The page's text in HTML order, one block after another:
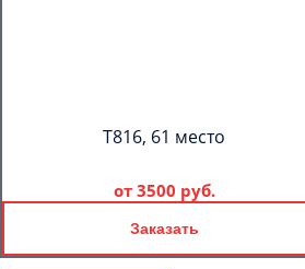
T816, 61 место
от 3500 руб.
Заказать